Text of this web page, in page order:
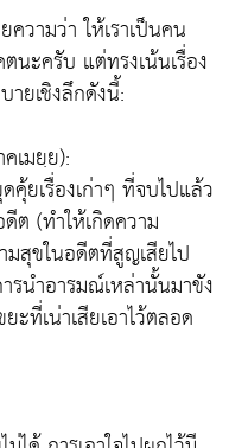
วามว่า ให้เราเป็นคน
นะครับ แต่ทรงเน้นเรื่อง
ายเชิงลึกดังนี้:
เมยฺย):
ยเรื่องเก่าๆ ที่จบไปแล้ว
ต (ทำให้เกิดความ
มสุขในอดีตที่สูญเสียไป
รนำอารมณ์เหล่านั้นมาขัง
ที่เน่าเสียเอาไว้ตลอด